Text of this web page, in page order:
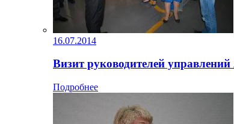
16.07.2014
Визит руководителей
Подробнее